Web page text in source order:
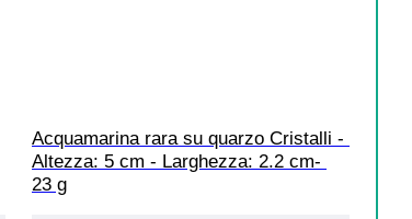
Acquamarina rara su quarzo Cristalli -
Altezza: 5 cm - Larghezza: 2.2 cm-
23 g